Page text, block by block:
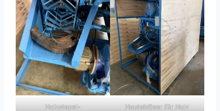
Holzstapel-
Hautablöser für Holz